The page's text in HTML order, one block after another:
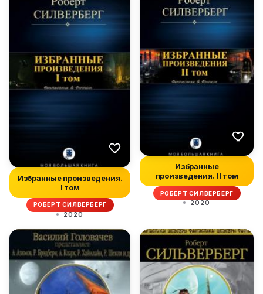
Избранные произведения.
I том
РОБЕРТ СИЛВЕРБЕРГ
2020
Избранные
произведения. II том
РОБЕРТ СИЛВЕРБЕРГ
2020